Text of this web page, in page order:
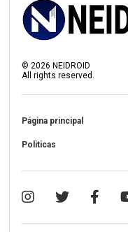
© 2026 NEIDROID
All rights reserved.
Página principal
Politicas